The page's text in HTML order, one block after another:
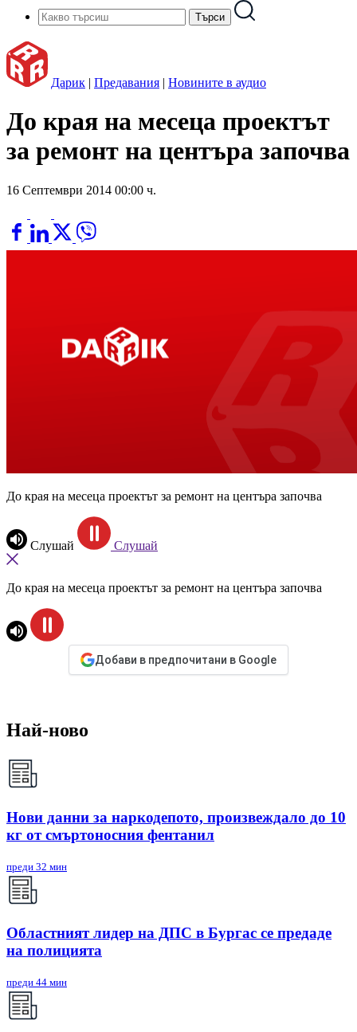
Дарик | Предавания | Новините в аудио
До края на месеца проектът
за ремонт на центъра започва
16 Септември 2014 00:00 ч.
До края на месеца проектът за ремонт на центъра започва
Слушай Слушай
До края на месеца проектът за ремонт на центъра започва
Добави в предпочитани в Google
Най-ново
Нови данни за наркодепото, произвеждало до 10
кг от смъртоносния фентанил
преди 32 мин
Областният лидер на ДПС в Бургас се предаде
на полицията
преди 44 мин